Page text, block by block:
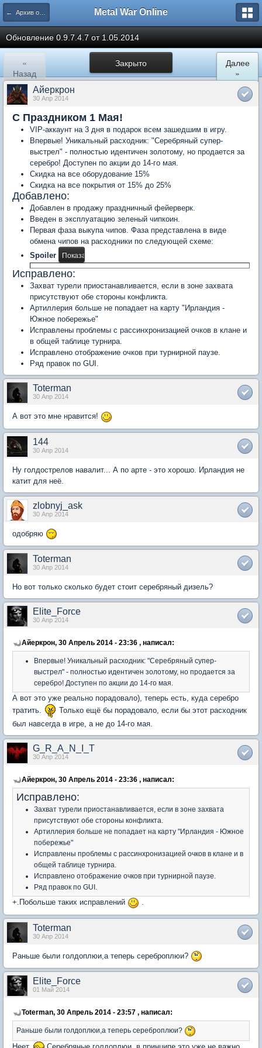
← Архив обновлений Metal War Online
Обновление 0.9.7.4.7 от 1.05.2014
Закрыто
«
Назад
Далее
»
Айеркрон
30 Апр 2014
С Праздником 1 Мая!
VIP-аккаунт на 3 дня в подарок всем зашедшим в игру.
Впервые! Уникальный расходник: "Серебряный супер-
выстрел" - полностью идентичен золотому, но продается за
серебро! Доступен по акции до 14-го мая.
Скидка на все оборудование 15%
Скидка на все покрытия от 15% до 25%
Добавлено:
Добавлен в продажу праздничный фейерверк.
Введен в эксплуатацию зеленый чипкоин.
Первая фаза выкупа чипов. Фаза представлена в виде
обмена чипов на расходники по следующей схеме:
Spoiler
Исправлено:
Захват турели приостанавливается, если в зоне захвата
присутствуют обе стороны конфликта.
Артиллерия больше не попадает на карту "Ирландия -
Южное побережье"
Исправлены проблемы с рассинхронизацией очков в клане и
в общей таблице турнира.
Исправлено отображение очков при турнирной паузе.
Ряд правок по GUI.
Toterman
30 Апр 2014
А вот это мне нравится!
144
30 Апр 2014
Ну голдострелов навалит... А по арте - это хорошо. Ирландия не
катит для неё.
zlobnyj_ask
30 Апр 2014
одобряю
Toterman
30 Апр 2014
Но вот только сколько будет стоит серебряный дизель?
Elite_Force
30 Апр 2014
Айеркрон, 30 Апрель 2014 - 23:36 , написал:
Впервые! Уникальный расходник: "Серебряный супер-
выстрел" - полностью идентичен золотому, но продается за
серебро! Доступен по акции до 14-го мая.
А вот это уже реально порадовало), теперь есть, куда серебро
тратить.
Только ещё бы порадовало, если бы этот расходник
был навсегда в игре, а не до 14-го мая.
G_R_A_N_I_T
30 Апр 2014
Айеркрон, 30 Апрель 2014 - 23:36 , написал:
Исправлено:
Захват турели приостанавливается, если в зоне захвата
присутствуют обе стороны конфликта.
Артиллерия больше не попадает на карту "Ирландия - Южное
побережье"
Исправлены проблемы с рассинхронизацией очков в клане и в
общей таблице турнира.
Исправлено отображение очков при турнирной паузе.
Ряд правок по GUI.
+.Побольше таких исправлений .
Toterman
30 Апр 2014
Раньше были голдоплюи,а теперь сереброплюи?
Elite_Force
01 Май 2014
Toterman, 30 Апрель 2014 - 23:57 , написал:
Раньше были голдоплюи,а теперь сереброплюи?